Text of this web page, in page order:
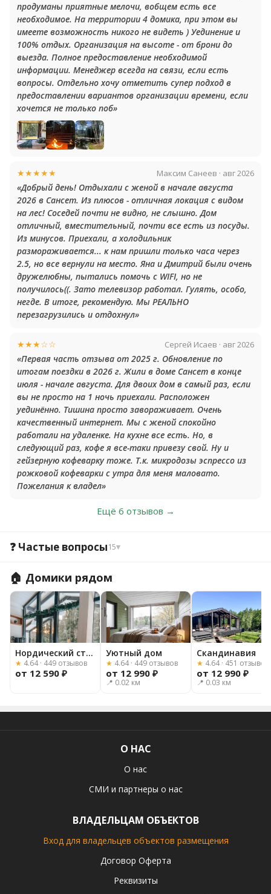
продуманы приятные мелочи, вобщем есть все
необходимое. На территории 4 домика, при этом вы
имеете возможность никого не видеть ) Уединение и
100% отдых. Организация на высоте - от брони до
выезда. Полное предоставление необходимой
информации. Менеджер всегда на связи, если есть
вопросы. Отдельно хочу отметить супер подход в
предоставлении вариантов организации времени, если
хочется не только поб»
★★★★★ Максим Санеев · авг 2026
«Добрый день! Отдыхали с женой в начале августа
2026 в Сансет. Из плюсов - отличная локация с видом
на лес! Соседей почти не видно, не слышно. Дом
отличный, вместительный, почти все есть из посуды.
Из минусов. Приехали, а холодильник
размораживается... к нам пришли только часа через
2.5, но все вернули на место. Яна и Дмитрий были очень
дружелюбны, пытались помочь с WIFI, но не
получилось((. Зато телевизор работал. Гулять, особо,
негде. В итоге, рекомендую. Мы РЕАЛЬНО
перезагрузились и отдохнул»
★★★☆☆ Сергей Исаев · авг 2026
«Первая часть отзыва от 2025 г. Обновление по
итогам поездки в 2026 г. Жили в доме Сансет в конце
июля - начале августа. Для двоих дом в самый раз, если
вы не просто на 1 ночь приехали. Расположен
уединённо. Тишина просто завораживает. Очень
качественный интернет. Мы с женой спокойно
работали на удаленке. На кухне все есть. Но, в
следующий раз, кофе я все-таки привезу свой. Ну и
гейзерную кофеварку тоже. Т.к. микродозы эспрессо из
рожковой кофеварки с утра для меня маловато.
Пожелания к владел»
Ещё 6 отзывов →
❓ Частые вопросы15▾
🏠 Домики рядом
Нордический стиль
★ 4.64 · 449 отзывов
от 12 590 ₽
Уютный дом
★ 4.64 · 449 отзывов
от 12 990 ₽
📍 0.02 км
Скандинавия
★ 4.64 · 451 отзывов
от 12 990 ₽
📍 0.03 км
О НАС
О нас
СМИ и партнеры о нас
ВЛАДЕЛЬЦАМ ОБЪЕКТОВ
Вход для владельцев объектов размещения
Договор Оферта
Реквизиты